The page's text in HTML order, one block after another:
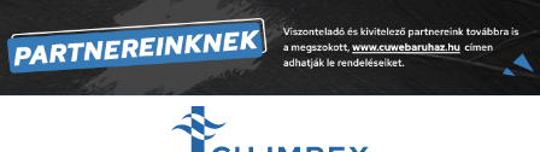
66 405 Ft